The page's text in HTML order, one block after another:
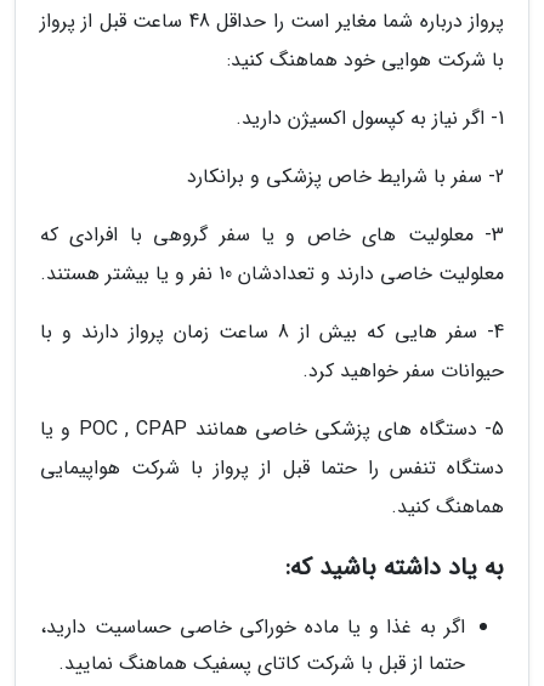
پرواز درباره شما مغایر است را حداقل 48 ساعت قبل از پرواز
با شرکت هوایی خود هماهنگ کنید:
1- اگر نیاز به کپسول اکسیژن دارید.
2- سفر با شرایط خاص پزشکی و برانکارد
3- معلولیت های خاص و یا سفر گروهی با افرادی که
معلولیت خاصی دارند و تعدادشان 10 نفر و یا بیشتر هستند.
4- سفر هایی که بیش از 8 ساعت زمان پرواز دارند و با
حیوانات سفر خواهید کرد.
5- دستگاه های پزشکی خاصی همانند POC , CPAP و یا
دستگاه تنفس را حتما قبل از پرواز با شرکت هواپیمایی
هماهنگ کنید.
به یاد داشته باشید که:
اگر به غذا و یا ماده خوراکی خاصی حساسیت دارید،
حتما از قبل با شرکت کاتای پسفیک هماهنگ نمایید.